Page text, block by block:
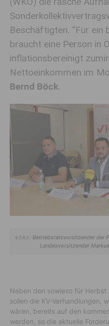
Beschäftigten. “Für ein
braucht eine Person in
inflationsbereinigt
Nettoeinkommen im
Bernd Böck.
v.l.n.r.: Betriebsratsvorsitzender der
Landesvorsitzender
Neben den sowieso für Herbst
sollen die KV-Verhandlungen,
wären, bereits auf den
werden, so die aktuelle